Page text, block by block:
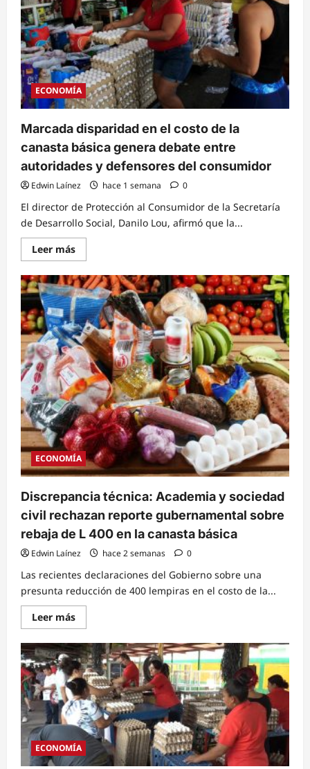
ECONOMÍA
Marcada disparidad en el costo de la
canasta básica genera debate entre
autoridades y defensores del consumidor
Edwin Laínez hace 1 semana 0
El director de Protección al Consumidor de la Secretaría
de Desarrollo Social, Danilo Lou, afirmó que la...
Leer másRead
more
Marcada
disparidad
en
el
costo
de
la
canasta
básica
genera
debate
entre
autoridades
y
defensores
del
consumidor
ECONOMÍA
Discrepancia técnica: Academia y sociedad
civil rechazan reporte gubernamental sobre
rebaja de L 400 en la canasta básica
Edwin Laínez hace 2 semanas 0
Las recientes declaraciones del Gobierno sobre una
presunta reducción de 400 lempiras en el costo de la...
Leer másRead
more
Discrepancia
técnica:
Academia
y
sociedad
civil
rechazan
reporte
gubernamental
sobre
rebaja
de
L
ECONOMÍA